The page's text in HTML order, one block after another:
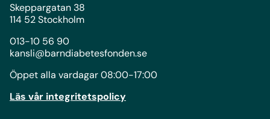
Skeppargatan 38
114 52 Stockholm
013-10 56 90
kansli@barndiabetesfonden.se
Öppet alla vardagar 08:00-17:00
Läs vår integritetspolicy